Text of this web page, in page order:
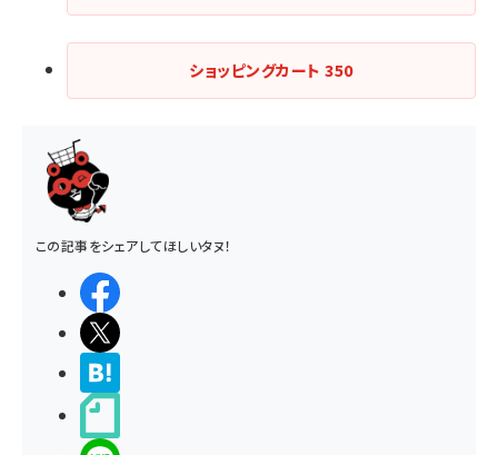
ショッピングカート350
この記事をシェアしてほしいタヌ！